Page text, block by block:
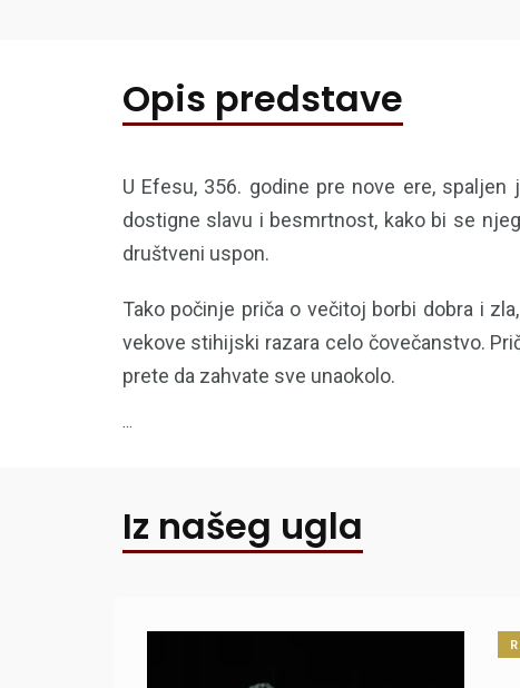
Opis predstave
U Efesu, 356. godine pre nove ere,
dostigne slavu i besmrtnost, kako bi se
društveni uspon.
Tako počinje priča o večitoj borbi dobra i
vekove stihijski razara celo čovečanstvo.
prete da zahvate sve unaokolo.
...
Iz našeg ugla